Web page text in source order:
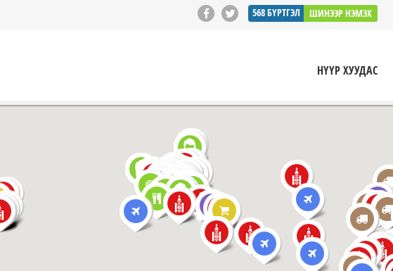
568БҮРТГЭЛ ШИНЭЭР НЭМЭХ
НҮҮР ХУУДАС